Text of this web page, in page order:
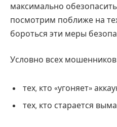
максимально
посмотрим поближе на
бороться эти меры
Условно всех
тех, кто «угоняет»
тех, кто старается